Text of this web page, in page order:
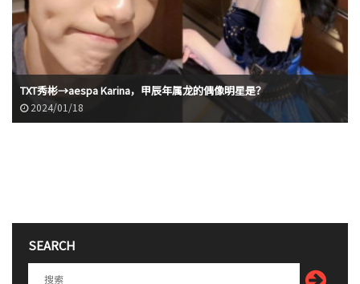
TXT秀彬→aespa Karina，甲辰年属龙的偶像明星是？
2024/01/18
SEARCH